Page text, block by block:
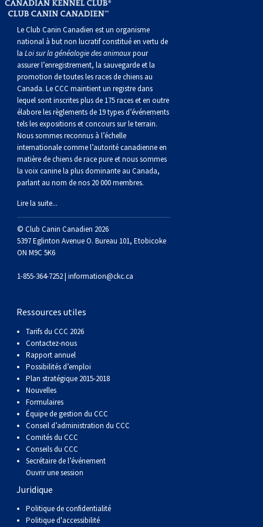
Berger anglais
Berger polonais de plaine
Berger portugais
Puli
Schapendoes néerlandais
Berger Shetland
Chien d’eau espagnol
Vallhund suédois
Corgi gallois (Cardigan)
Pumi
Lapphund suédois
Chien Ibizan
Lévrier irlandais
Norrbottenspets
Elkhound norvégien
Lundehund norvégien
Otterhound
Petit basset griffon vendéen
Pharaoh Hound
Rhodesian ridgeback
Shikoku
Whippet
Chien nu du Pérou (Perro Sin Pelo Del Peru)
Terrier tibétain
Xoloitzcuintli (moyen)
Xoloïtzcuintli (standard)
Setter irlandais
Épagneul cocker américain
Épagneul d’eau américain
Épagneul bleu de Picardie
Épagneul breton
Épagneul Clumber
Épagneul cocker anglais
Épagneul springer anglais
Épagneul des champs
Épagneul d’eau irlandais
Épagneul Sussex
Épagneul springer gallois
Spinone italiano
Vizsla à poil lisse
Terrier de Norwich
Terrier du révérend Russell
Terrier chasseur de rat
Terrier Russell
Schnauzer (nain)
Terrier écossais
Terrier Sealyham
Terrier Skye
Terrier wheaten à poil doux
Terrier gallois
Terrier blanc du West Highland
Caniche (nain)
Carlin
Petit chien russe
Terrier à poil soyeux
Fox terrier miniature
Terrier de Manchester nain
Xoloitzcuintli (nain)
Terrier du Yorkshire
Grand bouvier suisse
Chien du Groenland
Hovawart
Chien d’ours de Carélie
Komondor
Kuvasz
Leonberger
Mastiff
Mâtin napolitain
Chien d’eau portugais
Rottweiler
Samoyède
Schnauzer (géant)
Schnauzer (standard)
Top Dogs
Le Club Canin Canadien est un organisme
national à but non lucratif constitué en vertu de
la Loi sur la généalogie des animauxpour
assurer l’enregistrement, la sauvegarde et la
promotion de toutes les races de chiens au
Canada. Le CCC maintient un registre dans
lequel sont inscrites plus de 175 races et en outre
élabore les règlements de 19 types d’événements
tels les expositions et concours sur le terrain.
Nous sommes reconnus à l’échelle
internationale comme l’autorité canadienne en
matière de chiens de race pure et nous sommes
la voix canine la plus dominante au Canada,
parlant au nom de nos 20 000 membres.
Lire la suite...
© Club Canin Canadien 2026
5397 Eglinton Avenue O. Bureau 101, Etobicoke
ON M9C 5K6
1-855-364-7252 | information@ckc.ca
Ressources utiles
Tarifs du CCC 2026
Contactez-nous
Rapport annuel
Possibilités d’emploi
Plan stratégique 2015-2018
Nouvelles
Formulaires
Équipe de gestion du CCC
Conseil d’administration du CCC
Comités du CCC
Conseils du CCC
Secrétaire de l’événement
Ouvrir une session
Juridique
Politique de confidentialité
Politique d'accessibilité